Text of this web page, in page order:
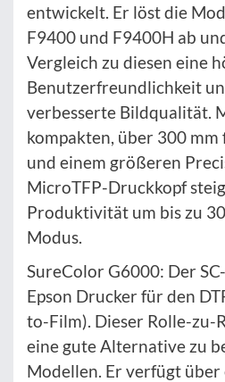
entwickelt. Er löst die
F9400 und F9400H ab
Vergleich zu diesen eine
Benutzerfreundlichkeit
verbesserte Bildqualität.
kompakten, über 300 mm
und einem größeren
MicroTFP-Druckkopf
Produktivität um bis zu
Modus.
SureColor G6000: Der
Epson Drucker für den
to-Film). Dieser Rolle-
eine gute Alternative zu
Modellen. Er verfügt